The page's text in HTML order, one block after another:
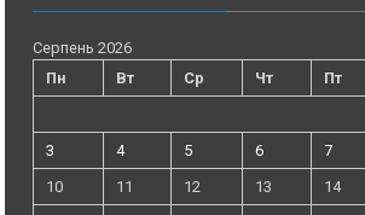
Серпень 2026
Пн
Вт Ср Чт Пт
3
4 5 6 7
10
11 12 13 14